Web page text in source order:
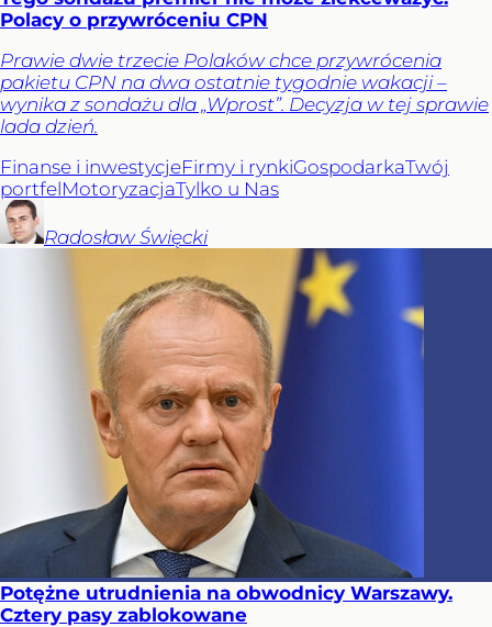
Polacy o przywróceniu CPN
Prawie dwie trzecie Polaków chce przywrócenia
pakietu CPN na dwa ostatnie tygodnie wakacji –
wynika z sondażu dla „Wprost”. Decyzja w tej sprawie
lada dzień.
Finanse i inwestycjeFirmy i rynkiGospodarkaTwój
portfelMotoryzacjaTylko u Nas
Radosław Święcki
Potężne utrudnienia na obwodnicy Warszawy.
Cztery pasy zablokowane